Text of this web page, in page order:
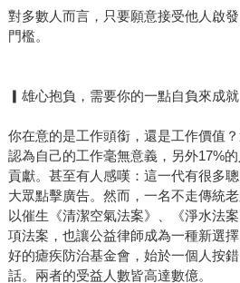
對多數人而言，只要願意接受他人啟
門檻。
▎雄心抱負，需要你的一點自負來成就
你在意的是工作頭銜，還是工作價值
認為自己的工作毫無意義，另外17%
貢獻。甚至有人感嘆：這一代有很多
大眾點擊廣告。然而，一名不走傳統
以催生《清潔空氣法案》、《淨水法
項法案，也讓公益律師成為一種新選
好的瘧疾防治基金會，始於一個人按
話。兩者的受益人數皆高達數億。